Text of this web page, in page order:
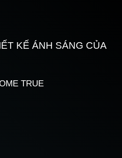
KẾ ÁNH SÁNG CỦA
TRUE